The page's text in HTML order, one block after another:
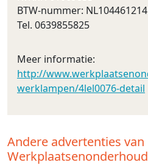
BTW-nummer:
Tel. 0639855825
Meer informatie:
http://
werklampen/4lel0076-detail
Andere advertenties van
Werkplaatsenonderhoud